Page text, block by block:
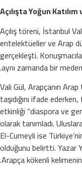
Açılışta Yoğun
Açılış töreni, İstanbul
entelektüeller ve Arap
gerçekleşti.
aynı zamanda bir
Vali Gül, Arapçanın
taşıdığını ifade
etkinliği “diaspora ve
olarak tanımladı.
El-Cumeyli ise
olduğunu belirtti. Yazar
Arapça kökenli